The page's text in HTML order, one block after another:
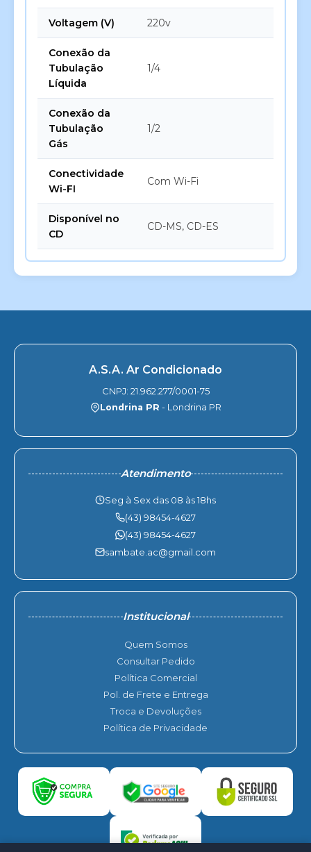
Voltagem (V) 220v
Conexão da
Tubulação
Líquida
1/4
Conexão da
Tubulação
Gás
1/2
Conectividade
Wi-FI
Com Wi-Fi
Disponível no
CD
CD-MS, CD-ES
A.S.A. Ar Condicionado
CNPJ: 21.962.277/0001-75
Londrina PR - Londrina PR
Atendimento
Seg à Sex das 08 às 18hs
(43) 98454-4627
(43) 98454-4627
sambate.ac@gmail.com
Institucional
Quem Somos
Consultar Pedido
Política Comercial
Pol. de Frete e Entrega
Troca e Devoluções
Política de Privacidade